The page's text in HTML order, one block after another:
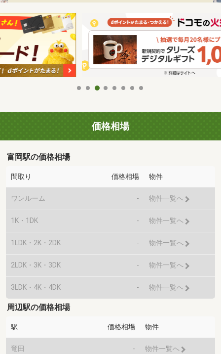
価格相場
富岡駅の価格相場
間取り 価格相場 物件
ワンルーム - 物件一覧へ
1K・1DK - 物件一覧へ
1LDK・2K・2DK - 物件一覧へ
2LDK・3K・3DK - 物件一覧へ
3LDK・4K・4DK - 物件一覧へ
周辺駅の価格相場
駅 価格相場 物件
竜田 - 物件一覧へ